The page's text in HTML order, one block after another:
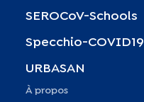
SEROCoV-Schools
Specchio-COVID19
URBASAN
À propos